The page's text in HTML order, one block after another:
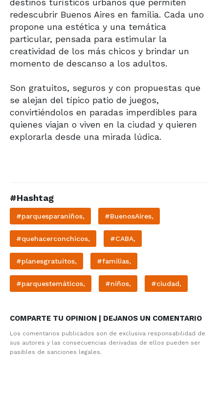
destinos turísticos urbanos que permiten
redescubrir Buenos Aires en familia. Cada uno
propone una estética y una temática
particular, pensada para estimular la
creatividad de los más chicos y brindar un
momento de descanso a los adultos.
Son gratuitos, seguros y con propuestas que
se alejan del típico patio de juegos,
convirtiéndolos en paradas imperdibles para
quienes viajan o viven en la ciudad y quieren
explorarla desde una mirada lúdica.
#Hashtag
#parquesparaniños, #BuenosAires,
#quehacerconchicos, #CABA,
#planesgratuitos, #familias,
#parquestemáticos, #niños, #ciudad,
COMPARTE TU OPINION | DEJANOS UN COMENTARIO
Los comentarios publicados son de exclusiva responsabilidad de
sus autores y las consecuencias derivadas de ellos pueden ser
pasibles de sanciones legales.